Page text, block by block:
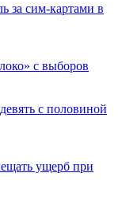
за сим-картами в
с выборов
с половиной
ущерб при